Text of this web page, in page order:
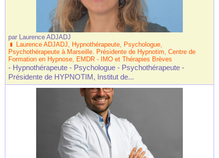
par Laurence ADJADJ
Laurence ADJADJ, Hypnothérapeute, Psychologue,
Psychothérapeute à Marseille. Présidente de Hypnotim, Centre de
Formation en Hypnose, EMDR - IMO et Thérapies Brèves
- Hypnothérapeute - Psychologue - Psychothérapeute -
Présidente de HYPNOTIM, Institut de...